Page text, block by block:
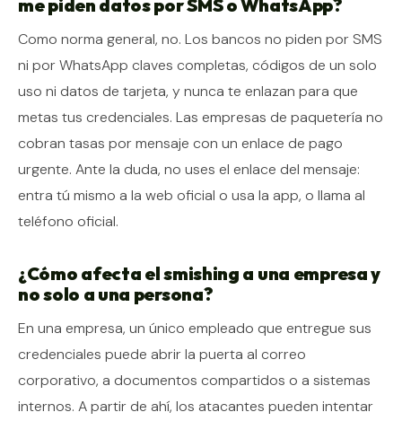
me piden datos por SMS o WhatsApp?
Como norma general, no. Los bancos no piden por SMS
ni por WhatsApp claves completas, códigos de un solo
uso ni datos de tarjeta, y nunca te enlazan para que
metas tus credenciales. Las empresas de paquetería no
cobran tasas por mensaje con un enlace de pago
urgente. Ante la duda, no uses el enlace del mensaje:
entra tú mismo a la web oficial o usa la app, o llama al
teléfono oficial.
¿Cómo afecta el smishing a una empresa y
no solo a una persona?
En una empresa, un único empleado que entregue sus
credenciales puede abrir la puerta al correo
corporativo, a documentos compartidos o a sistemas
internos. A partir de ahí, los atacantes pueden intentar